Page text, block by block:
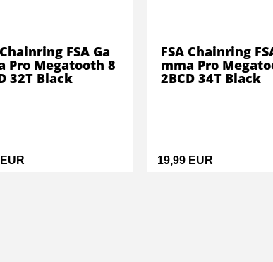
FSA Ga
Pro Megatooth 8
32T Black
19,99 EUR
FSA Chainring
mma Pro
2BCD 34T Black